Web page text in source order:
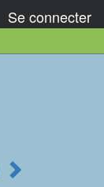
Se connecter